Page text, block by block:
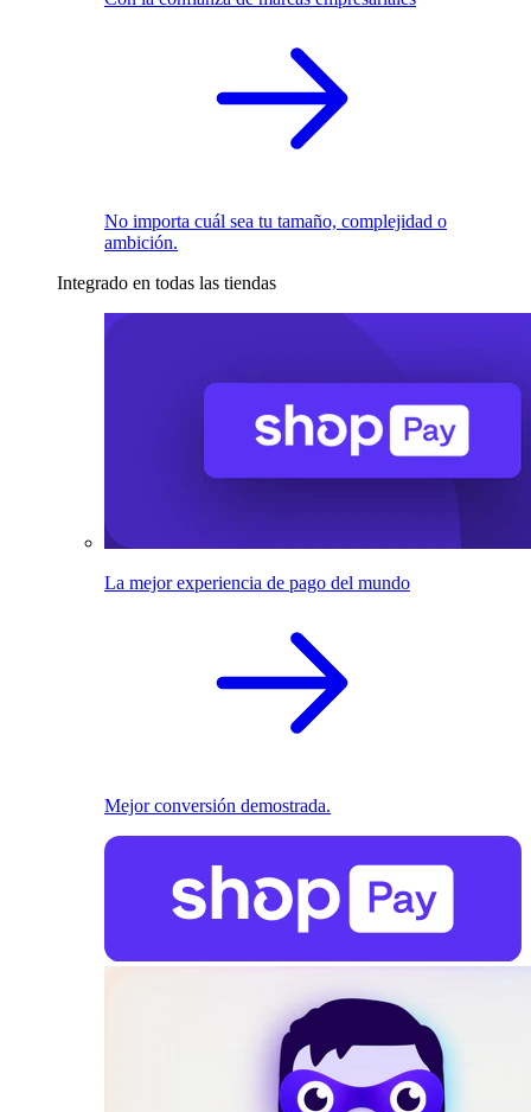
No importa cuál sea tu tamaño, complejidad o
ambición.
Integrado en todas las tiendas
La mejor experiencia de pago del mundo
Mejor conversión demostrada.